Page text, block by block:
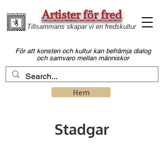
Artister för fred
Tillsammans skapar vi en fredskultur
För att konsten och kultur kan befrämja dialog
och samvaro mellanmänniskor
Hem
Stadgar